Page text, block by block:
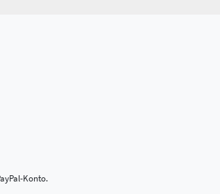
Konto.